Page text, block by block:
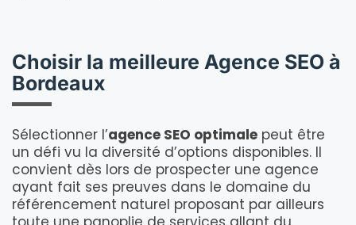
Choisir la meilleure Agence SEO à
Bordeaux
Sélectionner l’agence SEO optimale peut être
un défi vu la diversité d’options disponibles. Il
convient dès lors de prospecter une agence
ayant fait ses preuves dans le domaine du
référencement naturel proposant par ailleurs